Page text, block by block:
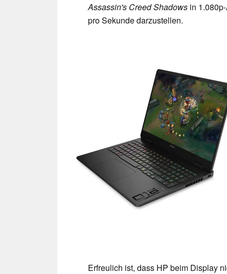
Assassin's Creed Shadows in
pro Sekunde darzustellen.
Erfreulich ist, dass HP beim Display